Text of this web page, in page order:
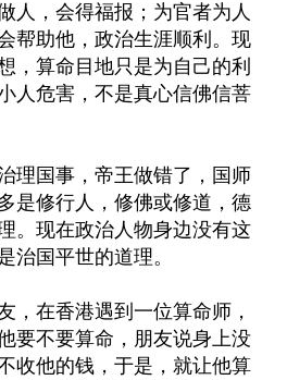
人，会得福报；为官者为人
帮助他，政治生涯顺利。现
，算命目地只是为自己的利
人危害，不是真心信佛信菩
理国事，帝王做错了，国师
是修行人，修佛或修道，德
。现在政治人物身边没有这
治国平世的道理。
，在香港遇到一位算命师，
要不要算命，朋友说身上没
收他的钱，于是，就让他算